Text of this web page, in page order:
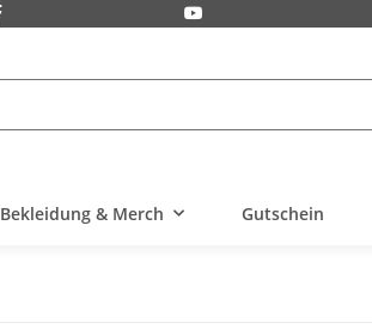
Bekleidung & Merch Gutschein